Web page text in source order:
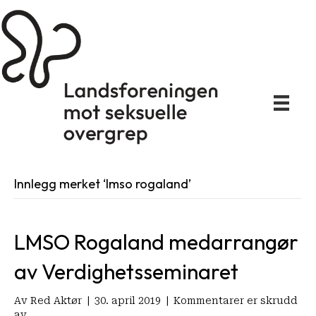
Innlegg merket ‘lmso rogaland’
LMSO Rogaland medarrangør
av Verdighetsseminaret
Av Red Aktør 30. april 2019
Kommentarer er skrudd
for